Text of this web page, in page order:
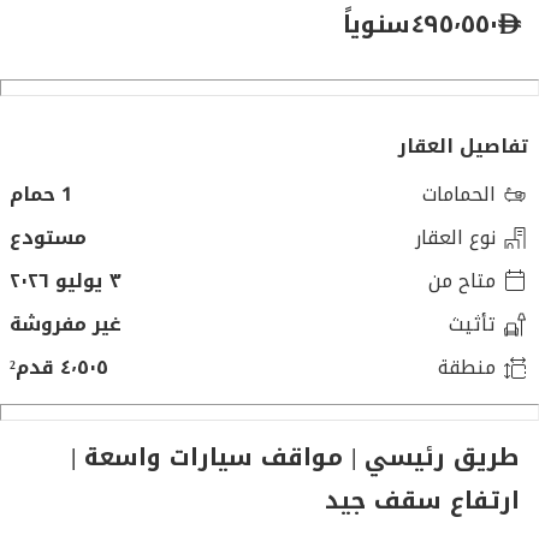
٤٩٥٬٥٥٠سنوياً
تفاصيل العقار
الحمامات
1 حمام
نوع العقار
مستودع
متاح من
٣ يوليو ٢٠٢٦
تأثيث
غير مفروشة
منطقة
٤٬٥٠٥ قدم²
طريق رئيسي | مواقف سيارات واسعة |
ارتفاع سقف جيد